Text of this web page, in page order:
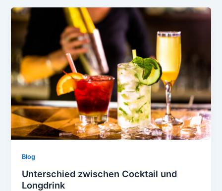
Blog
Unterschied zwischen Cocktail und
Longdrink